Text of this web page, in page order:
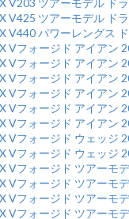
V203 ツアーモデル ド
V425 ツアーモデル ド
V440 パワーレングス
Vフォージド アイアン
Vフォージド アイアン
Vフォージド アイアン
Vフォージド アイアン
Vフォージド アイアン
Vフォージド アイアン
Vフォージド ウェッジ
Vフォージド ウェッジ
Vフォージド ツアーモ
Vフォージド ツアーモ
Vフォージド ツアーモ
Vフォージド ツアーモ